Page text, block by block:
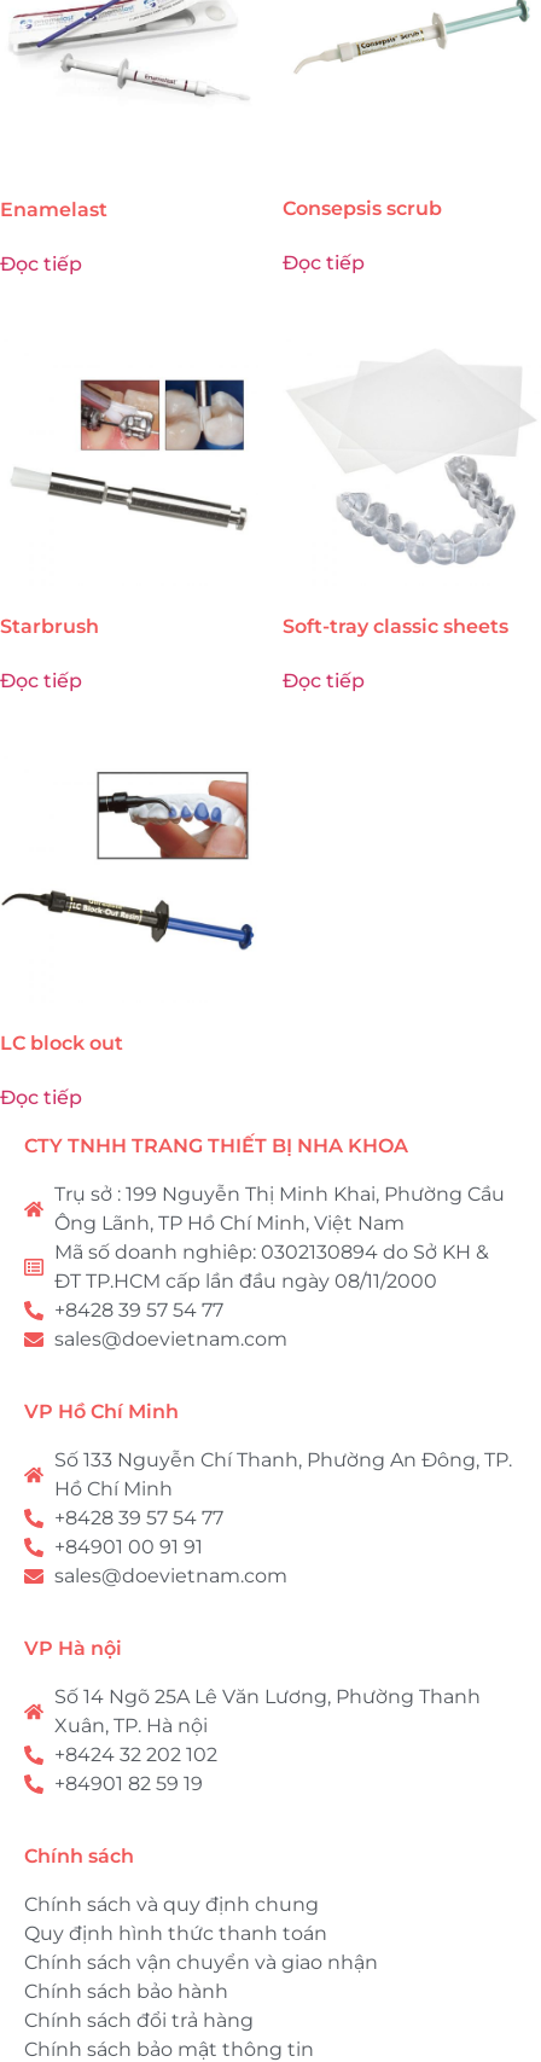
Enamelast
Đọc tiếp
Consepsis scrub
Đọc tiếp
Starbrush
Đọc tiếp
Soft-tray classic sheets
Đọc tiếp
LC block out
Đọc tiếp
CTY TNHH TRANG THIẾT BỊ NHA KHOA
Trụ sở : 199 Nguyễn Thị Minh Khai, Phường Cầu
Ông Lãnh, TP Hồ Chí Minh, Việt Nam
Mã số doanh nghiêp: 0302130894 do Sở KH &
ĐT TP.HCM cấp lần đầu ngày 08/11/2000
+8428 39 57 54 77
sales@doevietnam.com
VP Hồ Chí Minh
Số 133 Nguyễn Chí Thanh, Phường An Đông, TP.
Hồ Chí Minh
+8428 39 57 54 77
+84901 00 91 91
sales@doevietnam.com
VP Hà nội
Số 14 Ngõ 25A Lê Văn Lương, Phường Thanh
Xuân, TP. Hà nội
+8424 32 202 102
+84901 82 59 19
Chính sách
Chính sách và quy định chung
Quy định hình thức thanh toán
Chính sách vận chuyển và giao nhận
Chính sách bảo hành
Chính sách đổi trả hàng
Chính sách bảo mật thông tin